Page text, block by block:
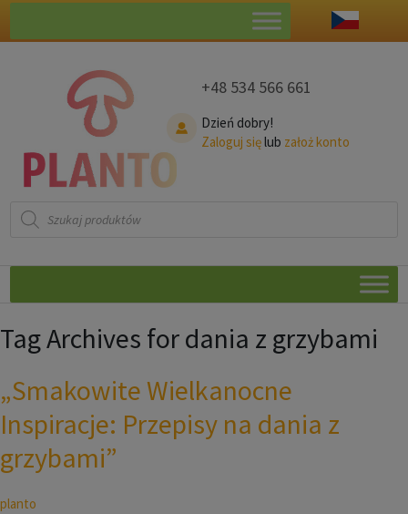
+48 534 566 661
Dzień dobry!
Zaloguj sięlub założ konto
Wyszukiwarka
produktów
Tag Archives for dania z grzybami
„Smakowite Wielkanocne
Inspiracje: Przepisy na dania z
grzybami”
planto